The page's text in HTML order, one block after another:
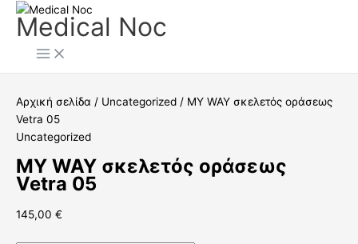
Μετάβαση
Medical Noc
Αρχική σελίδα / Uncategorized / MY WAY σκελετός οράσεως
Vetra 05
Uncategorized
MY WAY σκελετός οράσεως
Vetra 05
145,00 €
MY
WAY
οράσεως
05
ποσότητα